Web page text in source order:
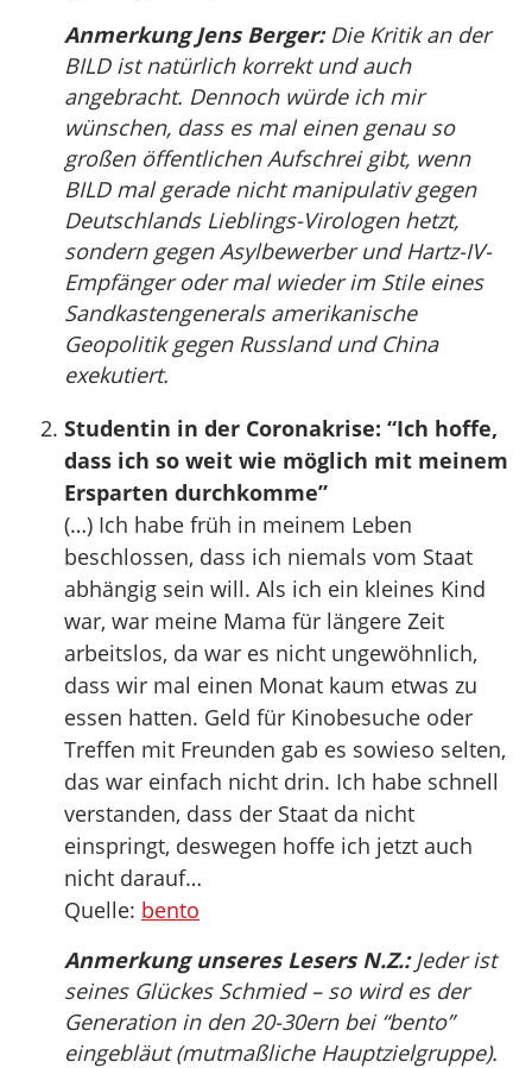
Anmerkung Jens Berger:Die Kritik an der
BILD ist natürlich korrekt und auch
angebracht. Dennoch würde ich mir
wünschen, dass es mal einen genau so
großen öffentlichen Aufschrei gibt, wenn
BILD mal gerade nicht manipulativ gegen
Deutschlands Lieblings-Virologen hetzt,
sondern gegen Asylbewerber und Hartz-IV-
Empfänger oder mal wieder im Stile eines
Sandkastengenerals amerikanische
Geopolitik gegen Russland und China
exekutiert.
Studentin in der Coronakrise: “Ich hoffe,
dass ich so weit wie möglich mit meinem
Ersparten durchkomme”
(…) Ich habe früh in meinem Leben
beschlossen, dass ich niemals vom Staat
abhängig sein will. Als ich ein kleines Kind
war, war meine Mama für längere Zeit
arbeitslos, da war es nicht ungewöhnlich,
dass wir mal einen Monat kaum etwas zu
essen hatten. Geld für Kinobesuche oder
Treffen mit Freunden gab es sowieso selten,
das war einfach nicht drin. Ich habe schnell
verstanden, dass der Staat da nicht
einspringt, deswegen hoffe ich jetzt auch
nicht darauf…
Quelle: bento
Anmerkung unseres Lesers N.Z.:Jeder ist
seines Glückes Schmied – so wird es der
Generation in den 20-30ern bei “bento”
eingebläut (mutmaßliche Hauptzielgruppe).